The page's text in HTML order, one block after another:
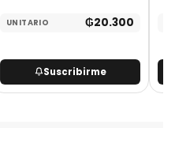
UNITARIO ₲20.300
Suscribirme